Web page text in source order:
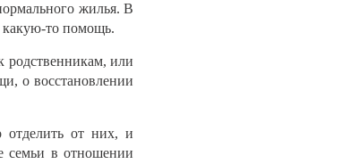
жилья. В
какую-то помощь.
родственникам, или
о восстановлении
от них, и
семьи в отношении